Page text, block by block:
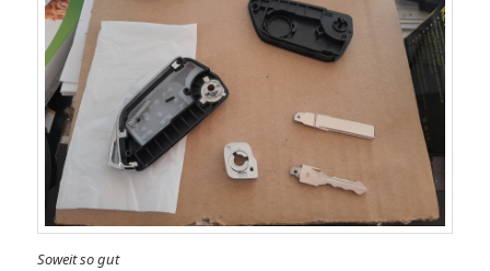
Soweit so gut